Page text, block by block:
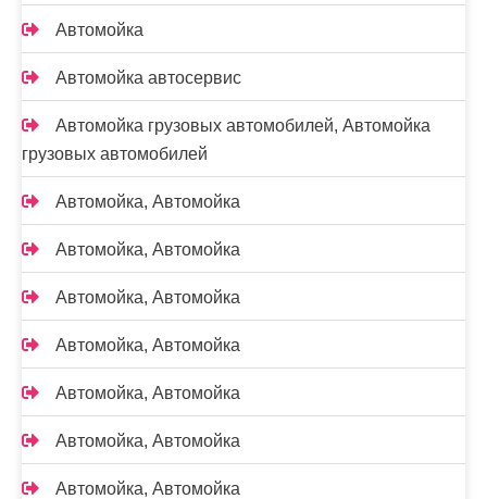
Автомойка
Автомойка автосервис
Автомойка грузовых автомобилей, Автомойка
грузовых автомобилей
Автомойка, Автомойка
Автомойка, Автомойка
Автомойка, Автомойка
Автомойка, Автомойка
Автомойка, Автомойка
Автомойка, Автомойка
Автомойка, Автомойка